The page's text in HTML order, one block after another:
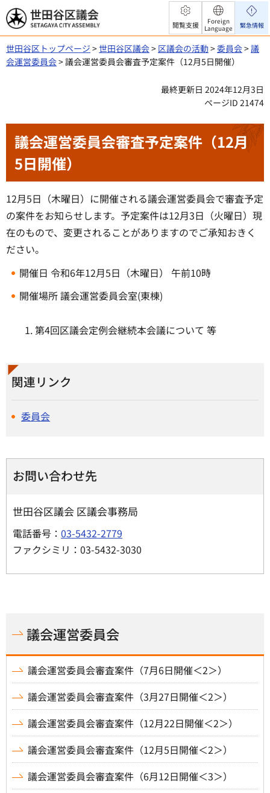
世田谷区議会
閲覧支援
Foreign
Language
緊急情報
世田谷区トップページ >世田谷区議会> 区議会の活動>委員会>議
会運営委員会> 議会運営委員会審査予定案件（12月5日開催）
最終更新日 2024年12月3日
ページID 21474
議会運営委員会審査予定案件（12月
5日開催）
12月5日（木曜日）に開催される議会運営委員会で審査予定
の案件をお知らせします。予定案件は12月3日（火曜日）現
在のもので、変更されることがありますのでご承知おきく
ださい。
開催日 令和6年12月5日（木曜日） 午前10時
開催場所 議会運営委員会室(東棟)
第4回区議会定例会継続本会議について 等
関連リンク
委員会
お問い合わせ先
世田谷区議会 区議会事務局
電話番号： 03-5432-2779
ファクシミリ：03-5432-3030
議会運営委員会
議会運営委員会審査案件（7月6日開催＜2＞）
議会運営委員会審査案件（3月27日開催＜2＞）
議会運営委員会審査案件（12月22日開催＜2＞）
議会運営委員会審査案件（12月5日開催＜2＞）
議会運営委員会審査案件（6月12日開催＜3＞）